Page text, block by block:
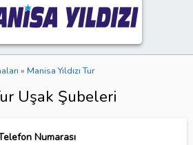
» Manisa Yıldızı Tur
Uşak Şubeleri
Numarası